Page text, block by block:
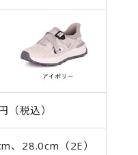
（税込）
、28.0cm（2E）